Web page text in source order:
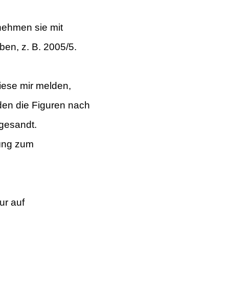
sie mit
z. B. 2005/5.
mir melden,
die Figuren nach
zum
auf